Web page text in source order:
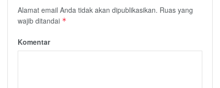
Alamat email Anda tidak akan dipublikasikan. Ruas yang
wajib ditandai *
Komentar